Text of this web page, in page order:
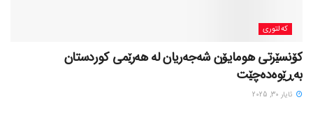
کەلتوری
کۆنسێرتی هومایۆن شەجەریان لە هەرێمی کوردستان
بەڕێوەدەچێت
ئایار 30, 2025